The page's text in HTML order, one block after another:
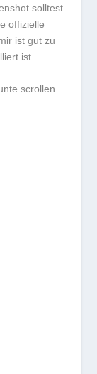
solltest
offizielle
ist gut zu
ist.
scrollen